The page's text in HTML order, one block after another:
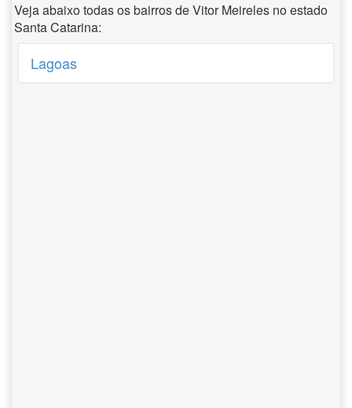
Veja abaixo todas os bairros de Vitor Meireles no estado
Santa Catarina:
Lagoas